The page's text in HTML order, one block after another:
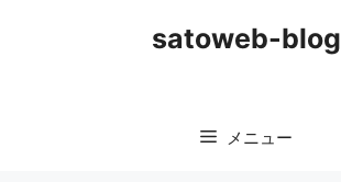
satoweb-blog
メニュー